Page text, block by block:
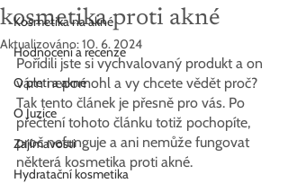
Kosmetika na akné
Hodnocení a recenze
O pleti a akné
O Juzice
Zajímavosti
Hydratační kosmetika
kosmetika proti akné
Aktualizováno:10. 6. 2024
Pořídili jste si vychvalovaný produkt a on
vám nepomohl a vy chcete vědět proč?
Tak tento článek je přesně pro vás. Po
přečtení tohoto článku totiž pochopíte,
proč nefunguje a ani nemůže fungovat
některá kosmetika proti akné.